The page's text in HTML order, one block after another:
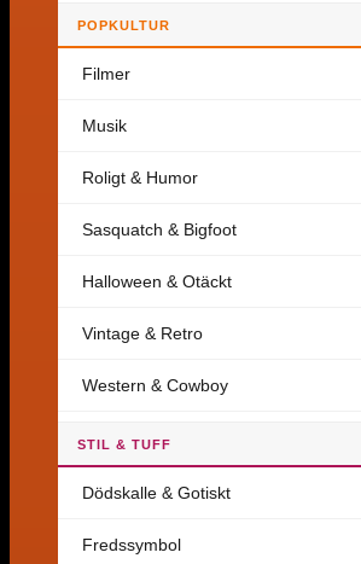
POPKULTUR
Filmer
Musik
Roligt & Humor
Sasquatch & Bigfoot
Halloween & Otäckt
Vintage & Retro
Western & Cowboy
STIL & TUFF
Dödskalle & Gotiskt
Fredssymbol